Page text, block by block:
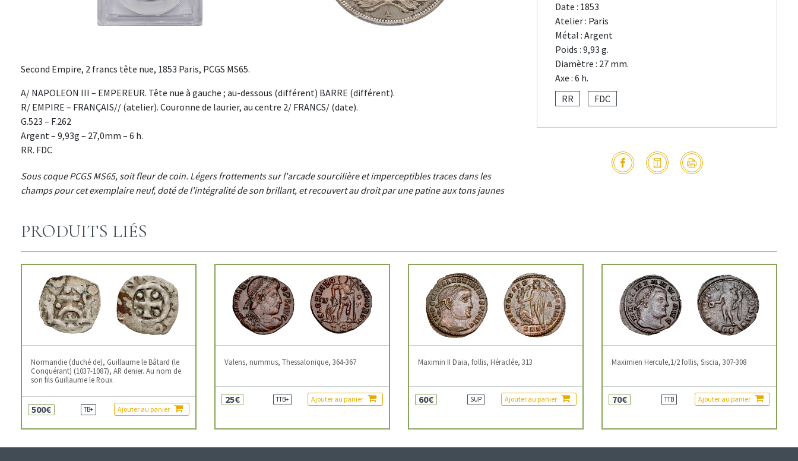
Second Empire, 2 francs tête nue, 1853 Paris, PCGS MS65.
A/ NAPOLEON III – EMPEREUR. Tête nue à gauche ; au-dessous (différent) BARRE (différent).
R/ EMPIRE – FRANÇAIS// (atelier). Couronne de laurier, au centre 2/ FRANCS/ (date).
G.523 – F.262
Argent – 9,93g – 27,0mm – 6 h.
RR. FDC
Sous coque PCGS MS65, soit fleur de coin. Légers frottements sur l'arcade sourcilière et imperceptibles traces dans les
champs pour cet exemplaire neuf, doté de l'intégralité de son brillant, et recouvert au droit par une patine aux tons jaunes
Date : 1853
Atelier : Paris
Métal : Argent
Poids : 9,93 g.
Diamètre : 27 mm.
Axe : 6 h.
RR
FDC
PRODUITS LIÉS
Normandie (duché de), Guillaume le Bâtard (le
Conquérant) (1037-1087), AR denier. Au nom de
son fils Guillaume le Roux
500€ TB+ Ajouter au panier
Valens, nummus, Thessalonique, 364-367
25€ TTB+ Ajouter au panier
Maximin II Daia, follis, Héraclée, 313
60€ SUP Ajouter au panier
Maximien Hercule,1/2 follis, Siscia, 307-308
70€ TTB Ajouter au panier